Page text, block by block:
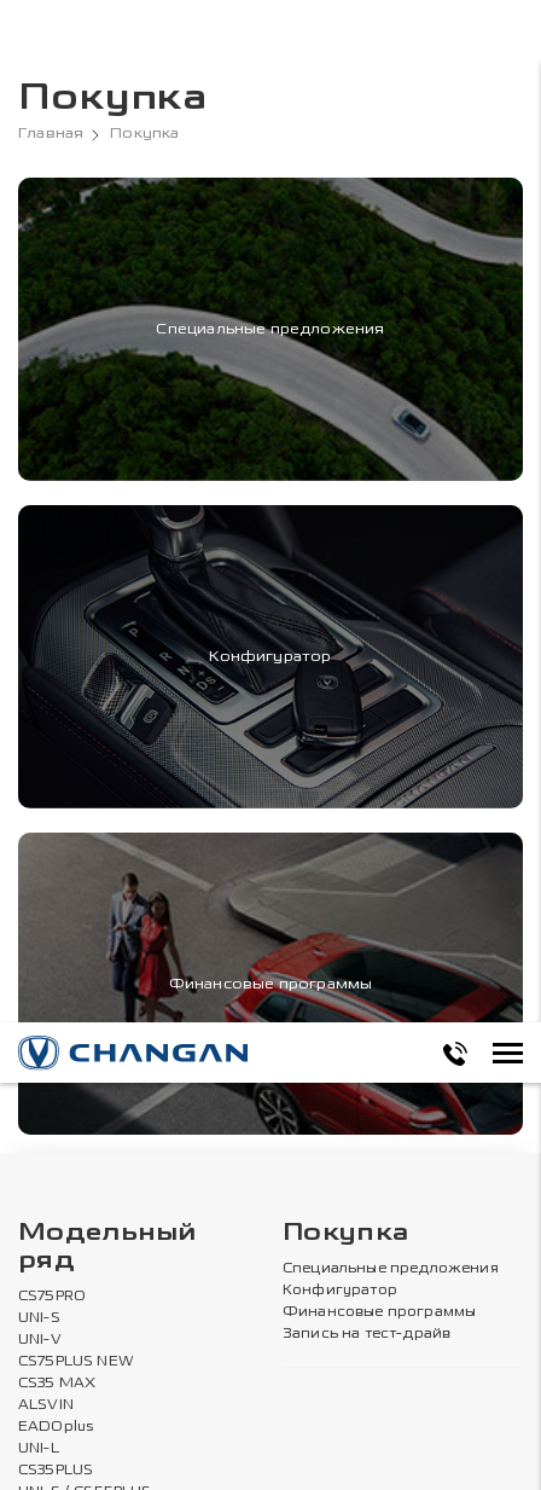
Покупка
Главная Покупка
Специальные предложения
Конфигуратор
Финансовые программы
Модельный
ряд
CS75PRO
UNI-S
UNI-V
CS75PLUS NEW
CS35 MAX
ALSVIN
EADOplus
UNI-L
CS35PLUS
Покупка
Специальные предложения
Конфигуратор
Финансовые программы
Запись на тест-драйв